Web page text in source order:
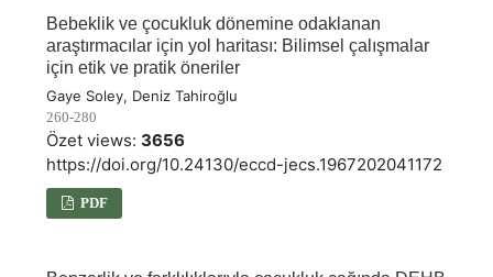
Bebeklik ve çocukluk dönemine odaklanan
araştırmacılar için yol haritası: Bilimsel çalışmalar
için etik ve pratik öneriler
Gaye Soley, Deniz Tahiroğlu
260-280
Özet views: 3656
https://doi.org/10.24130/eccd-jecs.1967202041172
PDF